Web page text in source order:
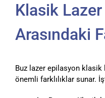
Klasik
Arasındaki
Buz lazer epilasyon klasik
önemli farklılıklar sunar.